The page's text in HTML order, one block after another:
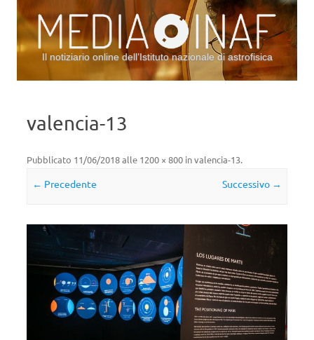
Il notiziario online dell’Istituto nazionale di astrofisica
valencia-13
Pubblicato 11/06/2018alle 1200 × 800 invalencia-13.
← Precedente Successivo →